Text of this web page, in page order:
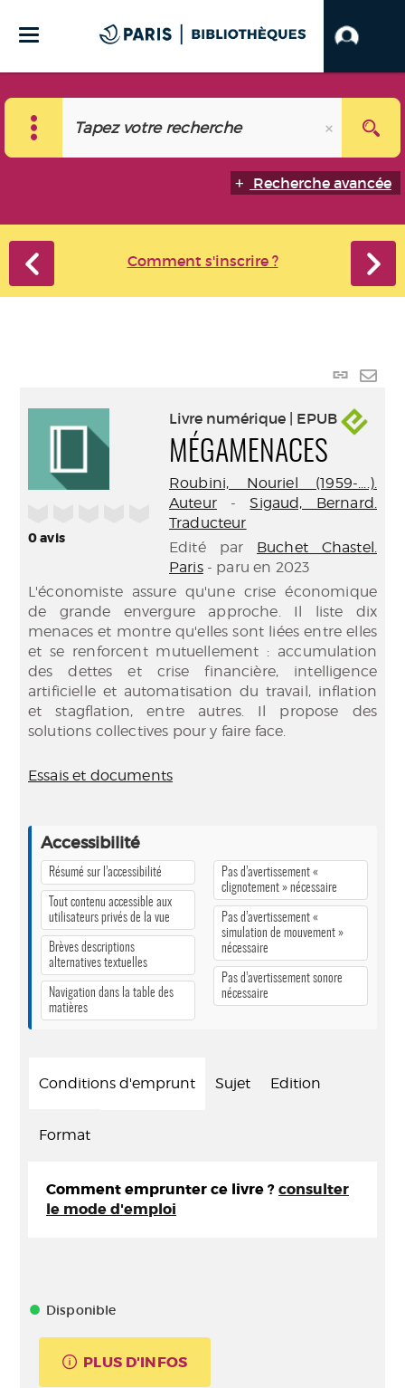
Recherche avancée
Comment s'inscrire ?
Lien
0avis
Livre numérique | EPUB
MÉGAMENACES
Roubini, Nouriel (1959-....).
Auteur-Sigaud, Bernard.
Traducteur
Edité par Buchet Chastel.
Paris- paru en 2023
L'économiste assure qu'une crise économique
de grande envergure approche. Il liste dix
menaces et montre qu'elles sont liées entre elles
et se renforcent mutuellement : accumulation
des dettes et crise financière, intelligence
artificielle et automatisation du travail, inflation
et stagflation, entre autres. Il propose des
solutions collectives pour y faire face.
Essais et documents
Accessibilité
Résumé sur l’accessibilité
Tout contenu accessible aux
utilisateurs privés de la vue
Brèves descriptions
alternatives textuelles
Navigation dans la table des
matières
Pas d’avertissement «
clignotement » nécessaire
Pas d’avertissement «
simulation de mouvement »
nécessaire
Pas d’avertissement sonore
nécessaire
Conditions d'emprunt Sujet Edition
Format
Comment emprunter ce livre ? consulter
le mode d'emploi
Disponible
PLUS D'INFOS